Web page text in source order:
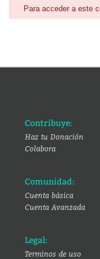
Para acceder a este
Contribuye:
Haz tu Donación
Colabora
Comunidad:
Cuenta básica
Cuenta Avanzada
Legal:
Terminos de uso